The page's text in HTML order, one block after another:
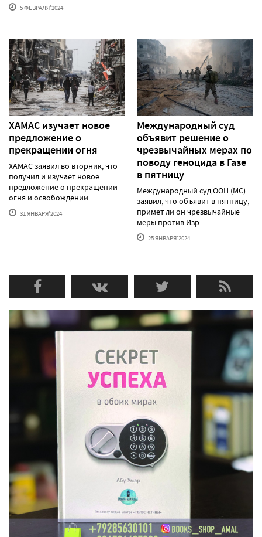
5 ФЕВРАЛЯ'2024
ХАМАС изучает новое
предложение о
прекращении огня
ХАМАС заявил во вторник, что
получил и изучает новое
предложение о прекращении
огня и освобождении ......
31 ЯНВАРЯ'2024
Международный суд
объявит решение о
чрезвычайных мерах по
поводу геноцида в Газе
в пятницу
Международный суд ООН (МС)
заявил, что объявит в пятницу,
примет ли он чрезвычайные
меры против Изр......
25 ЯНВАРЯ'2024